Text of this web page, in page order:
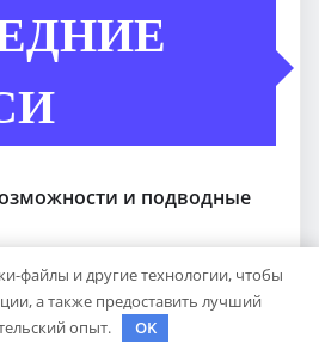
и подводные
траки: Обзор и
файлы и другие технологии, чтобы
а также предоставить лучший
опыт.
OK